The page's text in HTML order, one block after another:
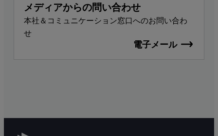
メディアからの問い合わせ
本社＆コミュニケーション窓口へのお問い合わ
せ
電子メール